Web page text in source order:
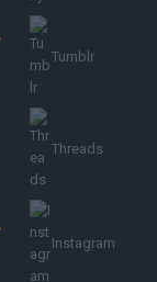
Tumblr
Threads
Instagram